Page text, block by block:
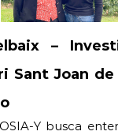
–
Sant Joan
Y busca